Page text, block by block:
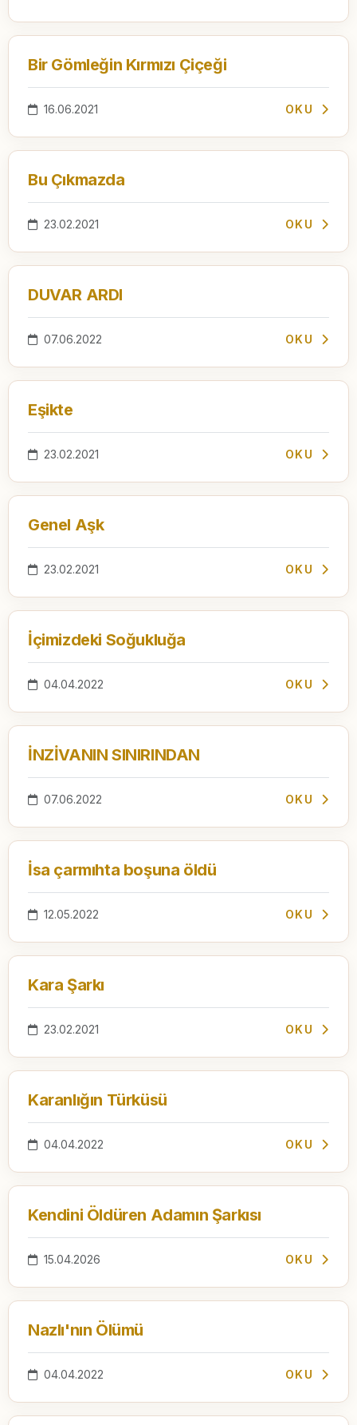
Bir Gömleğin Kırmızı Çiçeği
16.06.2021 OKU
Bu Çıkmazda
23.02.2021 OKU
DUVAR ARDI
07.06.2022 OKU
Eşikte
23.02.2021 OKU
Genel Aşk
23.02.2021 OKU
İçimizdeki Soğukluğa
04.04.2022 OKU
İNZİVANIN SINIRINDAN
07.06.2022 OKU
İsa çarmıhta boşuna öldü
12.05.2022 OKU
Kara Şarkı
23.02.2021 OKU
Karanlığın Türküsü
04.04.2022 OKU
Kendini Öldüren Adamın Şarkısı
15.04.2026 OKU
Nazlı'nın Ölümü
04.04.2022 OKU